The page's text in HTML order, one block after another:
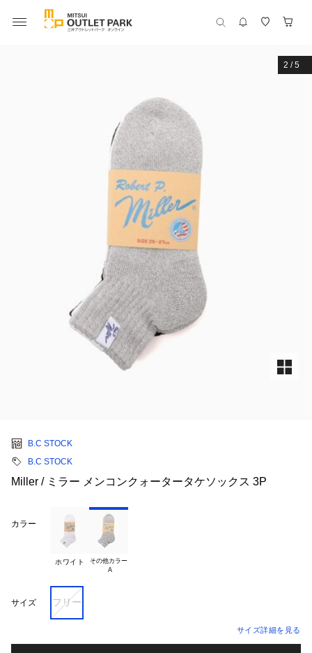
2 /5
B.C STOCK
B.C STOCK
Miller / ミラー メンコンクォータータケソックス 3P
カラー
ホワイト
その他カラー
A
サイズ フリー
サイズ詳細を見る